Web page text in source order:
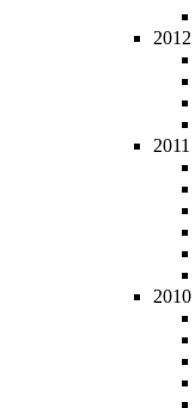
2012
2011
2010